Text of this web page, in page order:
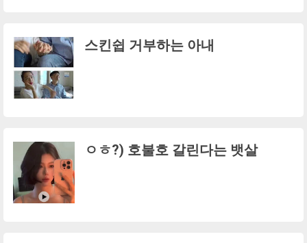
스킨쉽 거부하는 아내
ㅇㅎ?) 호불호 갈린다는 뱃살